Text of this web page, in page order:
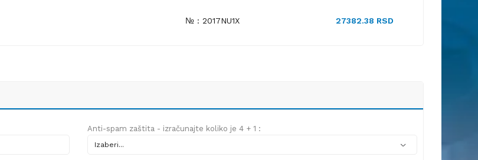
№ : 2017NU1X 27382.38 RSD
Anti-spam zaštita - izračunajte koliko je 4 + 1 :